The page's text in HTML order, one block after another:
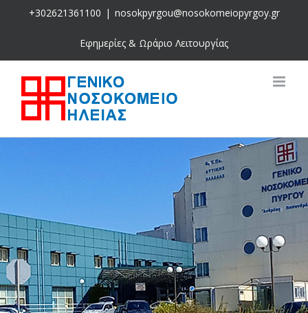
+302621361100 | nosokpyrgou@nosokomeiopyrgoy.gr
Εφημερίες & Ωράριο Λειτουργίας